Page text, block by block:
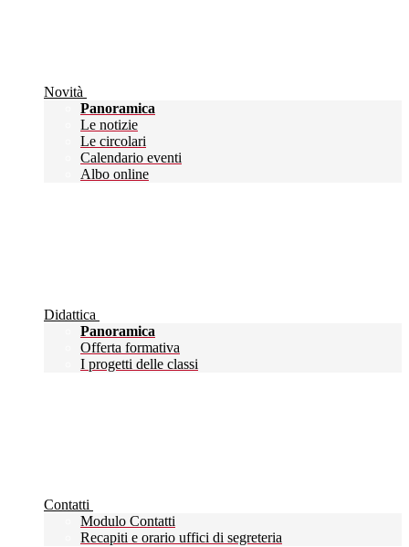
Novità
Panoramica
Le notizie
Le circolari
Calendario eventi
Albo online
Didattica
Panoramica
Offerta formativa
I progetti delle classi
Contatti
Modulo Contatti
Recapiti e orario uffici di segreteria